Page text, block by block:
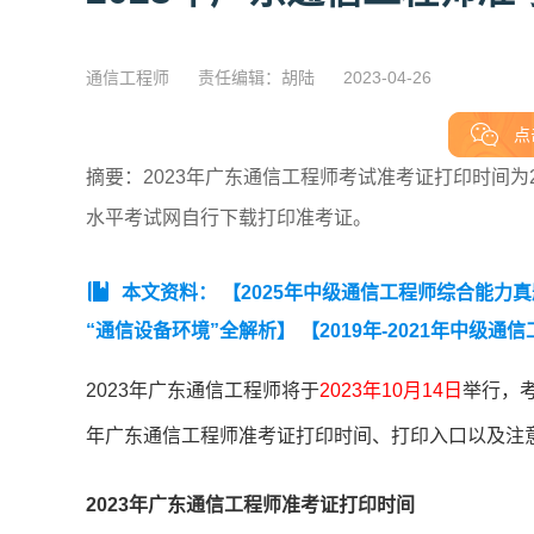
通信工程师 责任编辑：胡陆 2023-04-26
摘要：2023年广东通信工程师考试准考证打印时间
水平考试网自行下载打印准考证。
本文资料：
【2025年中级通信工程师综合能力
“通信设备环境”全解析】
【2019年-2021年中级通
2023年广东通信工程师将于2023年10月14日 举行，
年广东通信工程师准考证打印时间、打印入口以及注
2023年广东通信工程师准考证打印时间